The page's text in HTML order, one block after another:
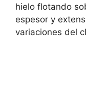
hielo flotando
espesor y
variaciones del